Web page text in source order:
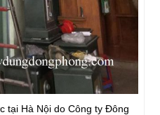
tại Hà Nội do Công ty Đông